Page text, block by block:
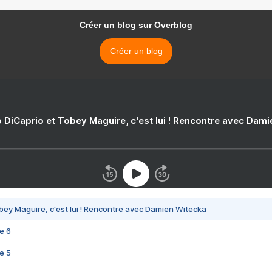
Créer un blog sur Overblog
Créer un blog
DiCaprio et Tobey Maguire, c'est lui ! Rencontre avec
Maguire, c'est lui ! Rencontre avec Damien Witecka
6
5